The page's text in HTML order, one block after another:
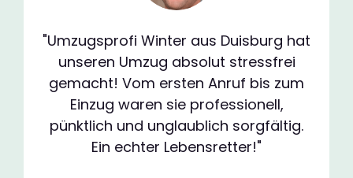
"Umzugsprofi Winter aus Duisburg hat
unseren Umzug absolut stressfrei
gemacht! Vom ersten Anruf bis zum
Einzug waren sie professionell,
pünktlich und unglaublich sorgfältig.
Ein echter Lebensretter!"